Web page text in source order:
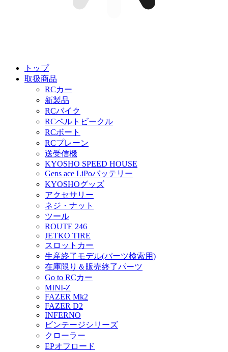
トップ
取扱商品
RCカー
新製品
RCバイク
RCベルトビークル
RCボート
RCプレーン
送受信機
KYOSHO SPEED HOUSE
Gens ace LiPoバッテリー
KYOSHOグッズ
アクセサリー
ネジ・ナット
ツール
ROUTE 246
JETKO TIRE
スロットカー
生産終了モデル(パーツ検索用)
在庫限り＆販売終了パーツ
Go to RCカー
MINI-Z
FAZER Mk2
FAZER D2
INFERNO
ビンテージシリーズ
クローラー
EPオフロード